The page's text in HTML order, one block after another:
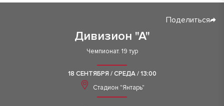
Дивизион "А"
Поделиться
Чемпионат. 19 тур
18 СЕНТЯБРЯ / СРЕДА / 13:00
Стадион "Янтарь"